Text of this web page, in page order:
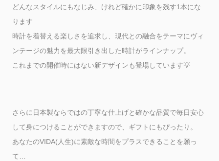
どんなスタイルにもなじみ、けれど確かに印象を残す1本にな
ります
時計を着替える楽しさを追求し、現代との融合をテーマにヴィ
ンテージの魅力を最大限引き出した時計がラインナップ。
これまでの開催時にはない新デザインも登場しています💡
さらに日本製ならではの丁寧な仕上げと確かな品質で毎日安心
して身につけることができますので、ギフトにもぴったり。
あなたのVIDA(人生)に素敵な時間をプラスできることを願っ
て…